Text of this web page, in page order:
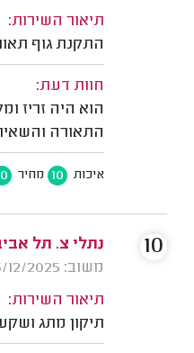
תיאור השירות:
התקנת גוף
חוות דעת:
הוא היה זריז
התאורה
איכות 10 מחיר
נתלי צ. תל
משוב: 25/12/2025
תיאור השירות:
תיקון מתג
10